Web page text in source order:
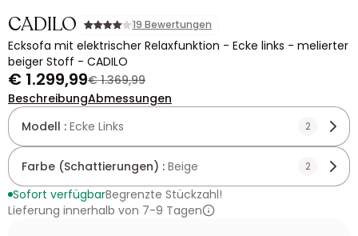
CADILO 19 Bewertungen
Ecksofa mit elektrischer Relaxfunktion - Ecke links - melierter
beiger Stoff - CADILO
€ 1.299,99€ 1.369,99
BeschreibungAbmessungen
Modell : Ecke Links 2
Farbe (Schattierungen) : Beige 2
Sofort verfügbarBegrenzte Stückzahl!
Lieferung innerhalb von 7-9 Tagen